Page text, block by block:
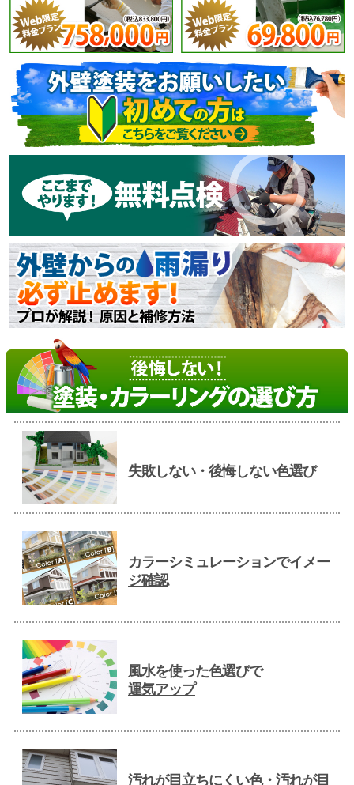
失敗しない・後悔しない色選び
カラーシミュレーションでイメー
ジ確認
風水を使った色選びで
運気アップ
汚れが目立ちにくい色・汚れが目